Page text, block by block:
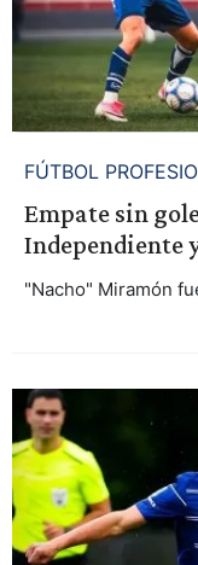
FÚTBOL
Empate sin
Independiente
"Nacho" Miramón